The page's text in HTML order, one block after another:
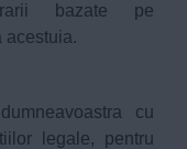
bazate pe
acestuia.
cu
legale, pentru